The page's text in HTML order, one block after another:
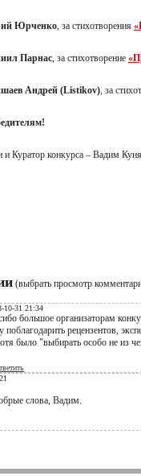
Юрченко, за стихотворения
Парнас, за стихотворение
Андрей (Listikov), за
и Куратор конкурса – Вадим
(выбрать просмотр
10-31 21:34
большое организаторам
поблагодарить рецензентов,
было "выбирать особо не из
слова, Вадим.